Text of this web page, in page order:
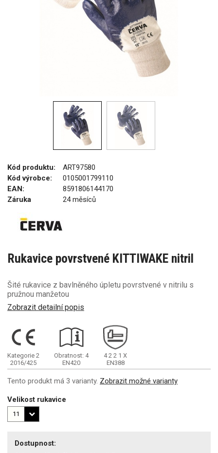
Kód produktu:
ART97580
Kód výrobce:
0105001799110
EAN:
8591806144170
Záruka
24 měsíců
Rukavice povrstvené KITTIWAKE nitril
Šité rukavice z bavlněného úpletu povrstvené v nitrilu s
pružnou manžetou
Zobrazit detailní popis
Kategorie 2
2016/425
Obratnost: 4
EN420
42 2 1 X
EN388
Tento produkt má 3 varianty. Zobrazit možné varianty
Velikost rukavice
Dostupnost: